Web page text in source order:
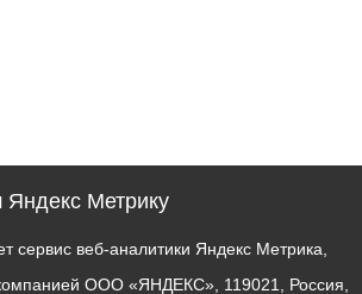
Метрику
сервис веб-аналитики Яндекс Метрика,
ООО «ЯНДЕКС», 119021, Россия,